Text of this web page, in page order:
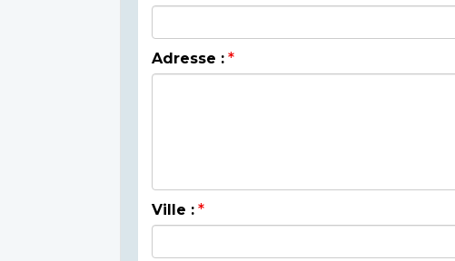
Adresse :
Ville :